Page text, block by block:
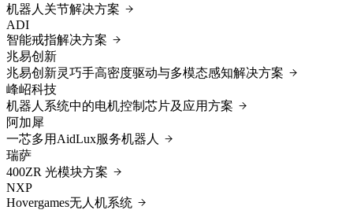
机器人关节解决方案
ADI
智能戒指解决方案
兆易创新
兆易创新灵巧手高密度驱动与多模态感知解决方案
‌峰岹科技‌
机器人系统中的电机控制芯片及应用方案
阿加犀
一芯多用AidLux服务机器人
瑞萨
400ZR 光模块方案
NXP
Hovergames无人机系统